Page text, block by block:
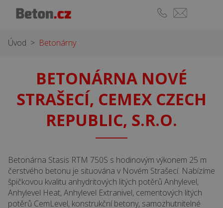
Úvod > Betonárny
BETONÁRNA NOVÉ
STRAŠECÍ, CEMEX CZECH
REPUBLIC, S.R.O.
Betonárna Stasis RTM 750S s hodinovým výkonem 25 m
čerstvého betonu je situována v Novém Strašecí. Nabízíme
špičkovou kvalitu anhydritových litých potěrů Anhylevel,
Anhylevel Heat, Anhylevel Extranivel, cementových litých
potěrů CemLevel, konstrukční betony, samozhutnitelné